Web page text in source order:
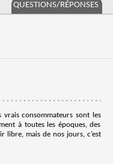
QUESTIONS/RÉPONSES
vrais consommateurs sont les
à toutes les époques, des
libre, mais de nos jours, c’est